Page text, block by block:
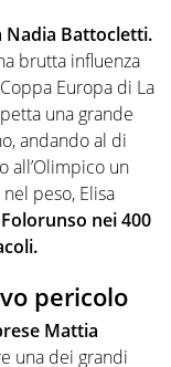
Nadia Battocletti.
brutta influenza
Europa di La
una grande
andando al di
all’Olimpico un
nel peso, Elisa
nei 400
pericolo
Mattia
una dei grandi